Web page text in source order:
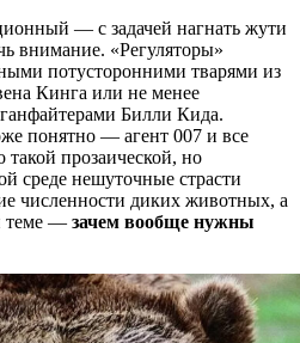
— с задачей нагнать жути
внимание. «Регуляторы»
потусторонними тварями из
Кинга или не менее
Билли Кида.
понятно — агент 007 и все
такой прозаической, но
среде нешуточные страсти
численности диких животных, а
теме — зачем вообще нужны